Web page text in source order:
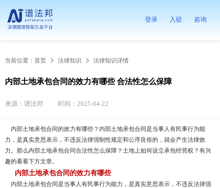
登录 入驻 咨询
当前位置： 首页 法律知识 法律知识详情
内部土地承包合同的效力有哪些 合法性怎么保障
来源：谱法邦 时间：2025-04-22
内部土地承包合同的效力有哪些？内部土地承包合同是当事人有民事行为能
力，是真实意思表示，不违反法律强制性规定和公序良俗的，就会产生法律效
力。那么内部土地承包合同合法性怎么保障？土地上如何设立承包经营权？有兴
趣的看看下方文章。
内部土地承包合同的效力有哪些
内部土地承包合同是当事人有民事行为能力，是真实意思表示，不违反法律强